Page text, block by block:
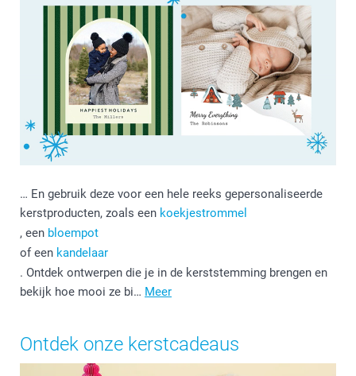
… En gebruik deze voor een hele reeks gepersonaliseerde
kerstproducten, zoals een koekjestrommel
, een bloempot
of een kandelaar
. Ontdek ontwerpen die je in de kerststemming brengen en
bekijk hoe mooi ze bi… Meer
Ontdek onze kerstcadeaus